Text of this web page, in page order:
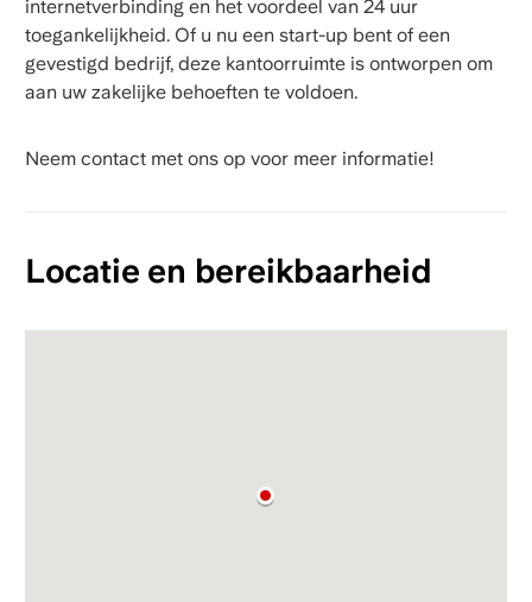
internetverbinding en het voordeel van 24 uur
toegankelijkheid. Of u nu een start-up bent of een
gevestigd bedrijf, deze kantoorruimte is ontworpen om
aan uw zakelijke behoeften te voldoen.
Neem contact met ons op voor meer informatie!
Locatie en bereikbaarheid